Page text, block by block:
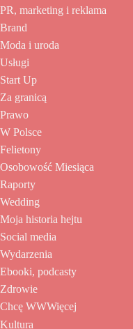
PR, marketing i reklama
Brand
Moda i uroda
Usługi
Start Up
Za granicą
Prawo
W Polsce
Felietony
Osobowość Miesiąca
Raporty
Wedding
Moja historia hejtu
Social media
Wydarzenia
Ebooki, podcasty
Zdrowie
Chcę WWWięcej
Kultura